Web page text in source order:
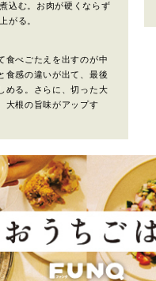
込む。お肉が硬くならず
がる。
食べごたえを出すのが中
食感の違いが出て、最後
める。さらに、切った大
大根の旨味がアップす